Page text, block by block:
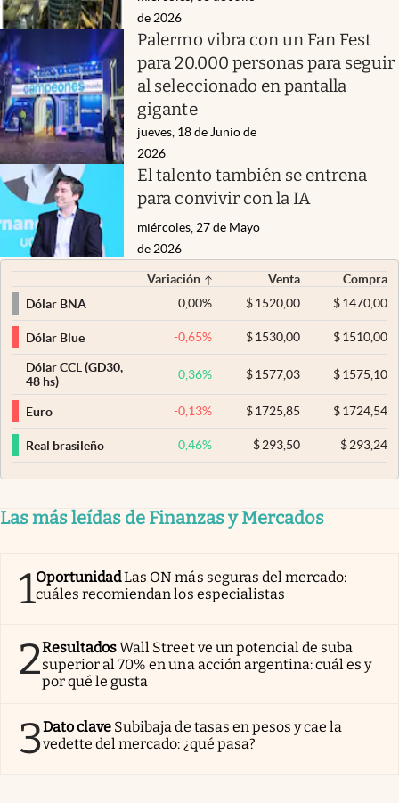
de 2026
Palermo vibra con un Fan Fest
para 20.000 personas para seguir
al seleccionado en pantalla
gigante
jueves, 18 de Junio de
2026
El talento también se entrena
para convivir con la IA
miércoles, 27 de Mayo
de 2026
Variación Venta
Compra
Dólar BNA
0,00% $ 1520,00 $1470,00
Dólar Blue -0,65% $ 1530,00 $1510,00
Dólar CCL (GD30,
48 hs)
0,36% $ 1577,03 $1575,10
Euro -0,13% $ 1725,85 $1724,54
Real brasileño 0,46% $293,50 $293,24
Las más leídas de Finanzas y Mercados
1OportunidadLas ON más seguras del mercado:
cuáles recomiendan los especialistas
2ResultadosWall Street ve un potencial de suba
superior al 70% en una acción argentina: cuál es y
por qué le gusta
3Dato clave Subibaja de tasas en pesos y cae la
vedette del mercado: ¿qué pasa?